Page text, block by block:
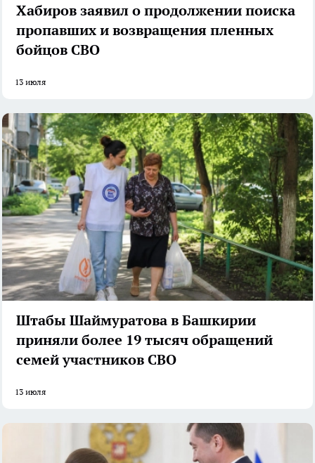
Хабиров заявил о продолжении поиска
пропавших и возвращения пленных
бойцов СВО
13 июля
Штабы Шаймуратова в Башкирии
приняли более 19 тысяч обращений
семей участников СВО
13 июля